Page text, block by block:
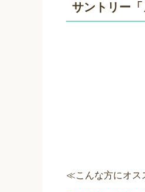
サントリー
≪こんな方にオス